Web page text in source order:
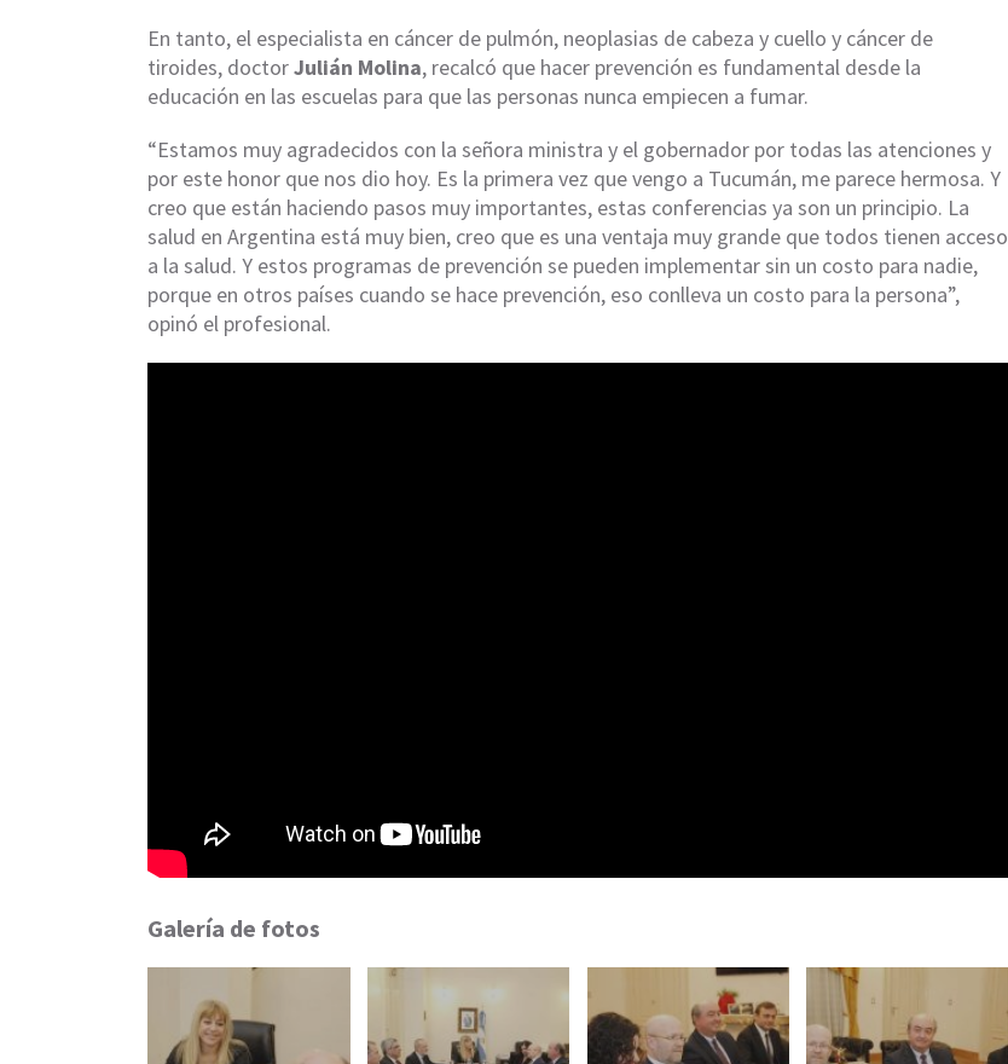
En tanto, el especialista en cáncer de pulmón, neoplasias de cabeza y cuello y cáncer de
tiroides, doctorJulián Molina, recalcó que hacer prevención es fundamental desde la
educación en las escuelas para que las personas nunca empiecen a fumar.
“Estamos muy agradecidos con la señora ministra y el gobernador por todas las atenciones y
por este honor que nos dio hoy. Es la primera vez que vengo a Tucumán, me parece hermosa. Y
creo que están haciendo pasos muy importantes, estas conferencias ya son un principio. La
salud en Argentina está muy bien, creo que es una ventaja muy grande que todos tienen acceso
a la salud. Y estos programas de prevención se pueden implementar sin un costo para nadie,
porque en otros países cuando se hace prevención, eso conlleva un costo para la persona”,
opinó el profesional.
Galería de fotos